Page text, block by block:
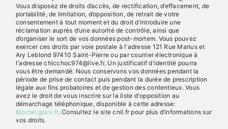
Vous disposez de droits d’accès, de rectification, d’effacement, de
portabilité, de limitation, d’opposition, de retrait de votre
consentement à tout moment et du droit d’introduire une
réclamation auprès d’une autorité de contrôle, ainsi que
d’organiser le sort de vos données post-mortem. Vous pouvez
exercer ces droits par voie postale à l'adresse 121 Rue Marius et
Ary Leblond 97410 Saint-Pierre ou par courrier électronique à
l'adresse chicchoc974@live.fr. Un justificatif d'identité pourra
vous être demandé. Nous conservons vos données pendant la
période de prise de contact puis pendant la durée de prescription
légale aux fins probatoires et de gestion des contentieux. Vous
avez le droit de vous inscrire sur la liste d'opposition au
démarchage téléphonique, disponible à cette adresse:
Bloctel.gouv.fr. Consultez le site cnil.fr pour plus d’informations sur
vos droits.